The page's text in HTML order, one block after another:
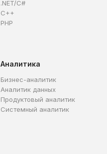
.NET/C#
C++
PHP
Аналитика
Бизнес-аналитик
Аналитик данных
Продуктовый аналитик
Системный аналитик